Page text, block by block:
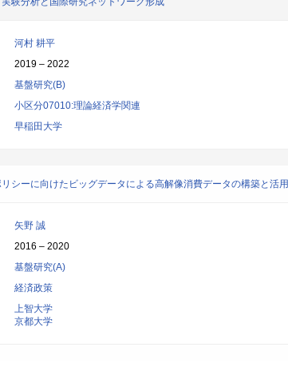
河村 耕平
2019 – 2022
基盤研究(B)
小区分07010:理論経済学関連
早稲田大学
シーに向けたビッグデータによる高解像消費データの構築と活用
矢野 誠
2016 – 2020
基盤研究(A)
経済政策
上智大学
京都大学